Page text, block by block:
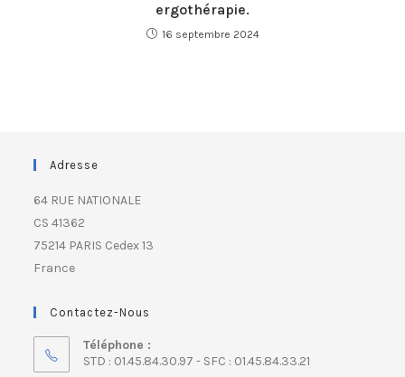
ergothérapie.
16 septembre 2024
Adresse
64 RUE NATIONALE
CS 41362
75214 PARIS Cedex 13
France
Contactez-Nous
Téléphone :
STD : 01.45.84.30.97 - SFC : 01.45.84.33.21